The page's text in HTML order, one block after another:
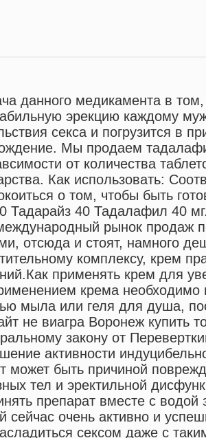
данного медикамента в том,
эрекцию каждому
секса и погрузится в
Мы продаем
от количества
Как использовать:
о том, чтобы быть
Тадарайз 40 Тадалафил 40
рынок продаж
отсюда и стоят, намного
комплексу, крем
применять крем для
крема необходимо
мыла или геля для душа,
не виагра Воронеж купить
закону от
активности
может быть причиной
тел и эректильной
препарат вместе с водой
сейчас очень активно и
сексом даже с